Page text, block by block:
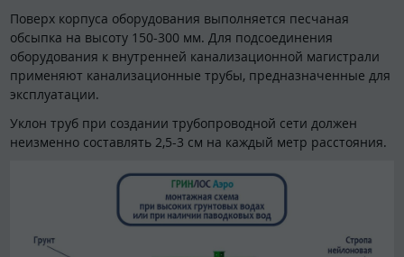
Поверх корпуса оборудования выполняется песчаная
обсыпка на высоту 150-300 мм. Для подсоединения
оборудования к внутренней канализационной магистрали
применяют канализационные трубы, предназначенные для
эксплуатации.
Уклон труб при создании трубопроводной сети должен
неизменно составлять 2,5-3 см на каждый метр расстояния.